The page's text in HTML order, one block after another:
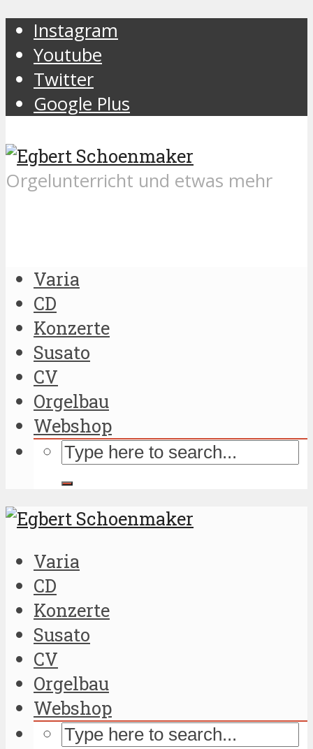
Instagram
Youtube
Twitter
Google Plus
Orgelunterricht und etwas mehr
Varia
CD
Konzerte
Susato
CV
Orgelbau
Webshop
Varia
CD
Konzerte
Susato
CV
Orgelbau
Webshop